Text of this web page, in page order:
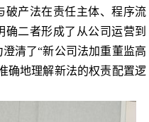
破产法在责任主体、程序流
二者形成了从公司运营到
清了“新公司法加重董监高
确地理解新法的权责配置逻